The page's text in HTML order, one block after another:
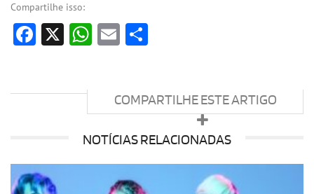
Compartilhe isso:
Facebook
X WhatsApp
Email
COMPARTILHE ESTE ARTIGO
NOTÍCIAS RELACIONADAS